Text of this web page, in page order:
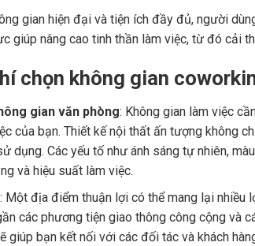
gian hiện đại và tiện ích đầy đủ, người
giúp nâng cao tinh thần làm việc, từ đó cải
chọn không gian
gian văn phòng: Không gian làm việc
của bạn. Thiết kế nội thất ấn tượng không
dụng. Các yếu tố như ánh sáng tự nhiên,
và hiệu suất làm việc.
: Một địa điểm thuận lợi có thể mang lại nhiều
các phương tiện giao thông công cộng và
giúp bạn kết nối với các đối tác và khách